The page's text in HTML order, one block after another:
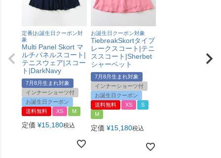
定番|お誕生日クーポン対
象
Multi Panel Skort マ
ルチパネルスコート|
テニスウェア|スコー
ト|DarkNavy
7月8月生まれ対象
インナーショーツ付
お誕生日クーポン
送料無料
XS M
定価 ¥15,180税込
お誕生日クーポン対象
TiebreakSkortタイブ
レークスコート|テニ
ススコート|Sherbet
シャーベット
7月8月生まれ対象
インナーショーツ付
お誕生日クーポン
送料無料
XS
S
M
定価 ¥15,180税込